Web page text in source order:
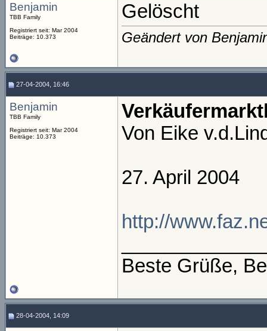
Benjamin
TBB Family
Registriert seit: Mar 2004
Beiträge: 10.373
Gelöscht
Geändert von
27-04-2004, 16:46
Benjamin
TBB Family
Registriert seit: Mar 2004
Beiträge: 10.373
Von Eike
27. April 2004
http://
Beste Grüße,
28-04-2004, 14:09